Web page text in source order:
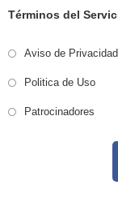
Términos del
Aviso de Privacidad
Politica de Uso
Patrocinadores